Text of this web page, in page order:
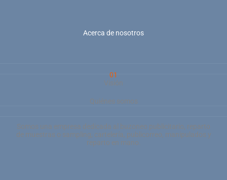
Acerca de nosotros
01
Visión
Quiénes somos
Somos una empresa dedicada al buzoneo publicitario, reparto
de muestras o sampling, cartelería, publicorreo, manipulados y
reparto en mano.